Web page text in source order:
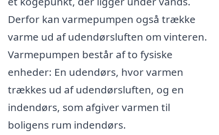
Derfor kan varmepumpen også trække
varme ud af udendørsluften om vinteren.
Varmepumpen består af to fysiske
enheder: En udendørs, hvor varmen
trækkes ud af udendørsluften, og en
indendørs, som afgiver varmen til
boligens rum indendørs.